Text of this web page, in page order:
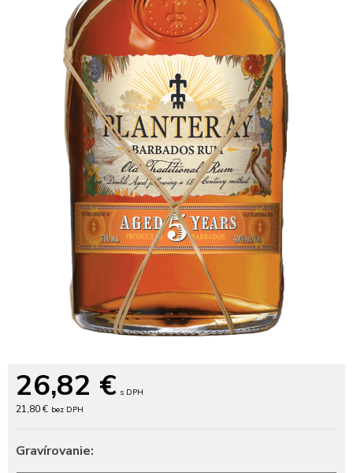
26,82 € s DPH
21,80 € bez DPH
Gravírovanie: